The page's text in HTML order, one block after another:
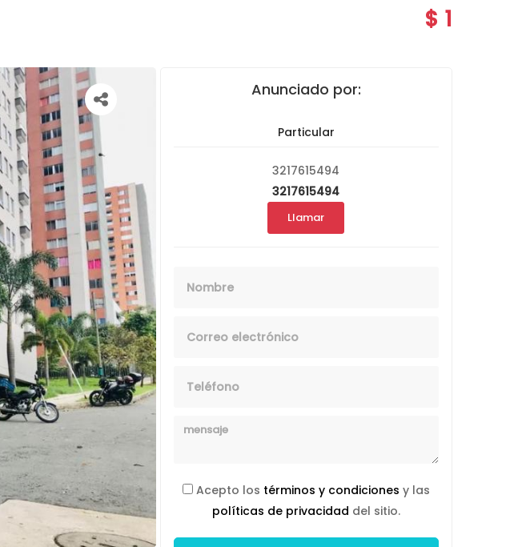
$ 1
Anunciado por:
Particular
3217615494
3217615494
Llamar
Acepto los términos y condiciones y las
políticas de privacidad del sitio.